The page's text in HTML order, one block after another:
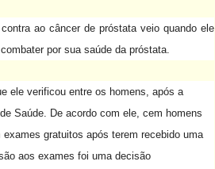
ao câncer de próstata veio quando ele
por sua saúde da próstata.
ele verificou entre os homens, após a
Saúde.
De acordo com ele, cem homens
gratuitos após terem recebido uma
aos exames foi uma decisão